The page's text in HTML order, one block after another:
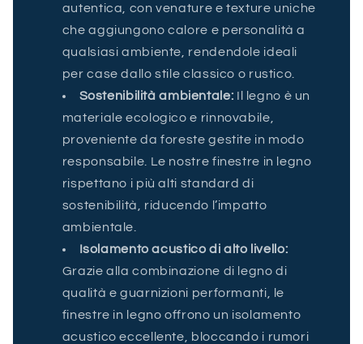
autentica, con venature e texture uniche
che aggiungono calore e personalità a
qualsiasi ambiente, rendendole ideali
per case dallo stile classico o rustico.
Sostenibilità ambientale: Il legno è un
materiale ecologico e rinnovabile,
proveniente da foreste gestite in modo
responsabile. Le nostre finestre in legno
rispettano i più alti standard di
sostenibilità, riducendo l’impatto
ambientale.
Isolamento acustico di alto livello:
Grazie alla combinazione di legno di
qualità e guarnizioni performanti, le
finestre in legno offrono un isolamento
acustico eccellente, bloccando i rumori